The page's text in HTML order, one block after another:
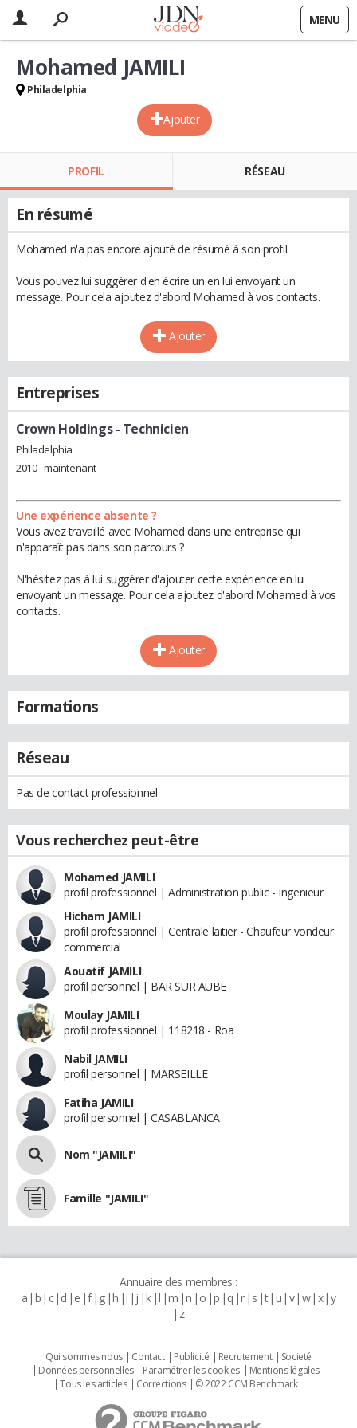
MENU
Ajouter
Mohamed JAMILI
Philadelphia
PROFIL RÉSEAU
En résumé
Mohamed n'a pas encore ajouté de résumé à son profil.
Vous pouvez lui suggérer d'en écrire un en lui envoyant un
message. Pour cela ajoutez d'abord Mohamed à vos contacts.
Ajouter
Entreprises
Crown Holdings- Technicien
Philadelphia
2010 - maintenant
Une expérience absente ?
Vous avez travaillé avec Mohamed dans une entreprise qui
n'apparaît pas dans son parcours ?
N'hésitez pas à lui suggérer d'ajouter cette expérience en lui
envoyant un message. Pour cela ajoutez d'abord Mohamed à vos
contacts.
Ajouter
Formations
Réseau
Pas de contact professionnel
Vous recherchez peut-être
Mohamed JAMILI
profil professionnel | Administration public - Ingenieur
Hicham JAMILI
profil professionnel | Centrale laitier - Chaufeur vondeur
commercial
Aouatif JAMILI
profil personnel | BAR SUR AUBE
Moulay JAMILI
profil professionnel | 118218 - Roa
Nabil JAMILI
profil personnel | MARSEILLE
Fatiha JAMILI
profil personnel | CASABLANCA
Nom "JAMILI"
Famille "JAMILI"
Annuaire des membres :
a b c d e f g h i j k l m n o p q r s t u v w x y
z
Qui sommes nous Contact Publicité Recrutement
Societé
Données personnelles
Paramétrer les cookies
Mentions légales
Tous les articles
Corrections © 2022 CCM Benchmark